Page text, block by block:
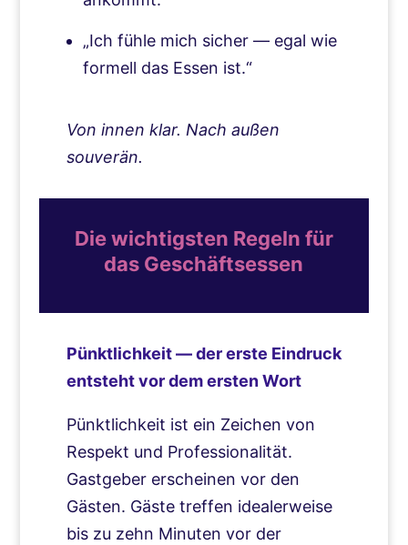
„Ich fühle mich sicher — egal wie
formell das Essen ist.“
Von innen klar. Nach außen
souverän.
Die wichtigsten Regeln für
das Geschäftsessen
Pünktlichkeit — der erste Eindruck
entsteht vor dem ersten Wort
Pünktlichkeit ist ein Zeichen von
Respekt und Professionalität.
Gastgeber erscheinen vor den
Gästen. Gäste treffen idealerweise
bis zu zehn Minuten vor der